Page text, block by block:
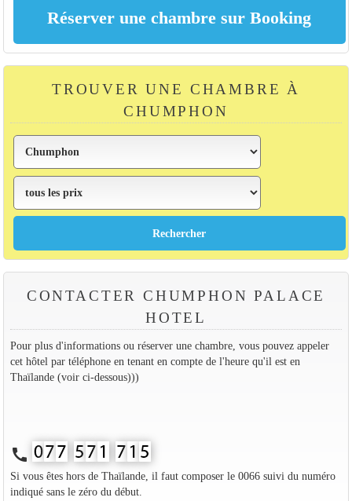
TROUVER UNE CHAMBRE À
CHUMPHON
CONTACTER CHUMPHON PALACE
HOTEL
Pour plus d'informations ou réserver une chambre, vous pouvez appeler
cet hôtel par téléphone en tenant en compte de l'heure qu'il est en
Thaïlande (voir ci-dessous)))
call
Si vous êtes hors de Thaïlande, il faut composer le 0066 suivi du numéro
indiqué sans le zéro du début.